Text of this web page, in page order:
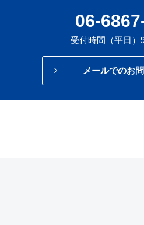
06-
受付時間（平日）
メールでのお